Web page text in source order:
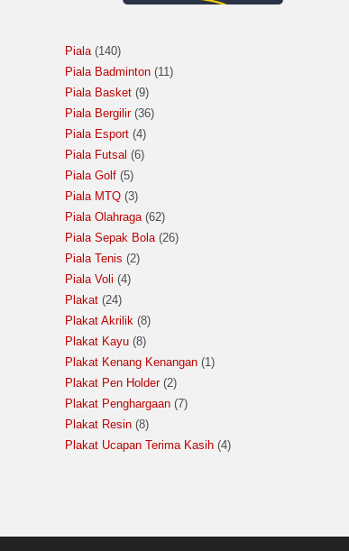
Piala 140
Piala Badminton 11
Piala Basket 9
Piala Bergilir 36
Piala Esport 4
Piala Futsal
6
Piala Golf 5
Piala MTQ 3
Piala Olahraga 62
Piala Sepak Bola 26
Piala Tenis 2
Piala Voli 4
Plakat 24
Plakat Akrilik 8
Plakat Kayu 8
Plakat Kenang Kenangan 1
Plakat Pen Holder 2
Plakat Penghargaan 7
Plakat Resin 8
Plakat Ucapan Terima Kasih 4